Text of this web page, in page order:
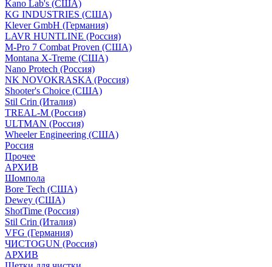
Kano Lab's (США)
KG INDUSTRIES (США)
Klever GmbH (Германия)
LAVR HUNTLINE (Россия)
M-Pro 7 Combat Proven (СШA)
Montana X-Treme (США)
Nano Protech (Россия)
NK NOVOKRASKA (Россия)
Shooter's Choice (СШA)
Stil Crin (Италия)
TREAL-M (Россия)
ULTMAN (Россия)
Wheeler Engineering (СШA)
Россия
Прочее
АРХИВ
Шомпола
Bore Tech (США)
Dewey (США)
ShotTime (Россия)
Stil Crin (Италия)
VFG (Германия)
ЧИСТОGUN (Россия)
АРХИВ